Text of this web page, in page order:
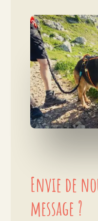
Envie de
message ?